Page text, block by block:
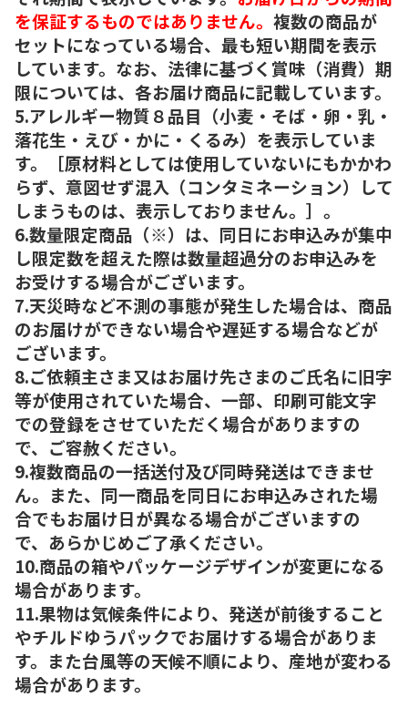
を保証するものではありません。 複数の商品が
セットになっている場合、最も短い期間を表示
しています。なお、法律に基づく賞味（消費）期
限については、各お届け商品に記載しています。
5.アレルギー物質８品目（小麦・そば・卵・乳・
落花生・えび・かに・くるみ）を表示していま
す。［原材料としては使用していないにもかかわ
らず、意図せず混入（コンタミネーション）して
しまうものは、表示しておりません。］。
6.数量限定商品（※）は、同日にお申込みが集中
し限定数を超えた際は数量超過分のお申込みを
お受けする場合がございます。
7.天災時など不測の事態が発生した場合は、商品
のお届けができない場合や遅延する場合などが
ございます。
8.ご依頼主さま又はお届け先さまのご氏名に旧字
等が使用されていた場合、一部、印刷可能文字
での登録をさせていただく場合がありますの
で、ご容赦ください。
9.複数商品の一括送付及び同時発送はできませ
ん。また、同一商品を同日にお申込みされた場
合でもお届け日が異なる場合がございますの
で、あらかじめご了承ください。
10.商品の箱やパッケージデザインが変更になる
場合があります。
11.果物は気候条件により、発送が前後すること
やチルドゆうパックでお届けする場合がありま
す。また台風等の天候不順により、産地が変わる
場合があります。